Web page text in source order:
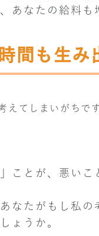
あなたの給料も
間も生み
えてしまいがちで
ことが、悪い
なたがもし私
ょうか。